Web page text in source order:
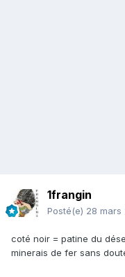
1frangin
Posté(e) 28 mars
coté noir = patine du
minerais de fer sans